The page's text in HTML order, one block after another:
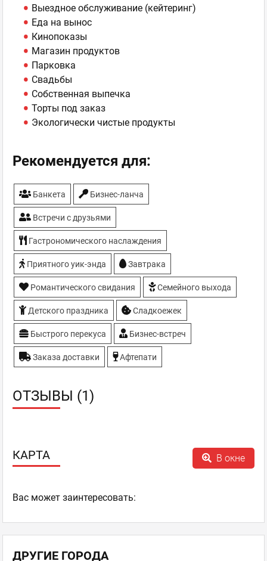
Выездное обслуживание (кейтеринг)
Еда на вынос
Кинопоказы
Магазин продуктов
Парковка
Свадьбы
Собственная выпечка
Торты под заказ
Экологически чистые продукты
Рекомендуется для:
Банкета Бизнес-ланча
Встречи с друзьями
Гастрономического наслаждения
Приятного уик-энда Завтрака
Романтического свидания Семейного выхода
Детского праздника Сладкоежек
Быстрого перекуса Бизнес-встреч
Заказа доставки Афтепати
ОТЗЫВЫ (1)
КАРТА В окне
Ваc может заинтересовать:
ДРУГИЕ ГОРОДА